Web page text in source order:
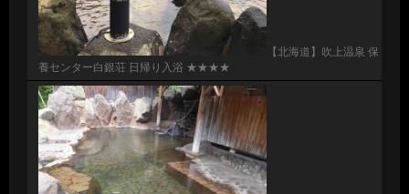
【北海道】吹上温泉 保
養センター白銀荘 日帰り入浴 ★★★★